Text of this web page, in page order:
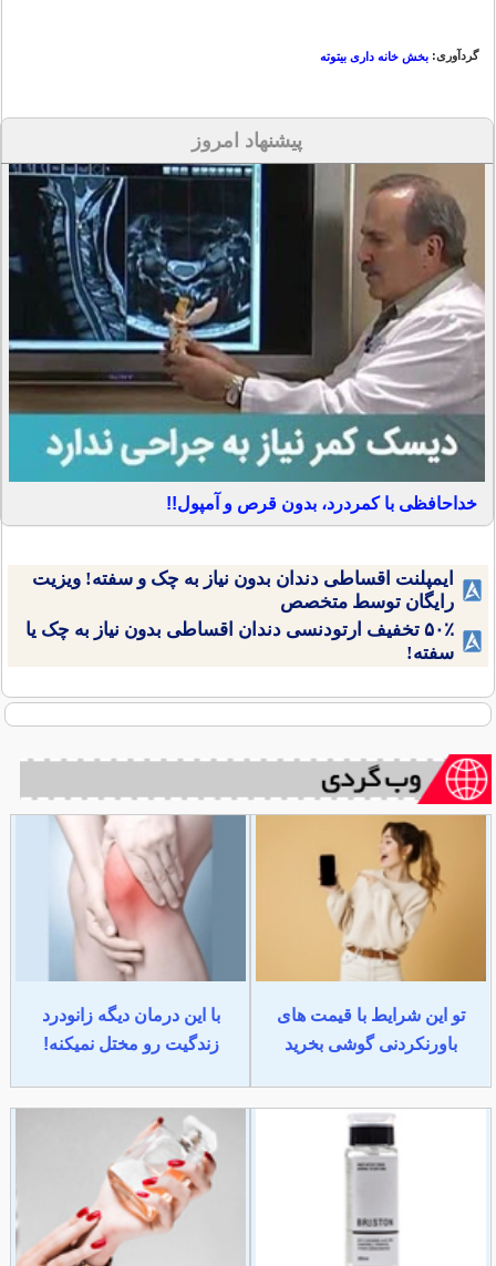
گردآوری: بخش خانه داری بیتوته
پیشنهاد امروز
خداحافظی با کمردرد، بدون قرص و آمپول!!
ایمپلنت اقساطی دندان بدون نیاز به چک و سفته! ویزیت
رایگان توسط متخصص
۵۰٪ تخفیف ارتودنسی دندان اقساطی بدون نیاز به چک یا
سفته!
تو این شرایط با قیمت های
باورنکردنی گوشی بخرید
با این درمان دیگه زانودرد
زندگیت رو مختل نمیکنه!